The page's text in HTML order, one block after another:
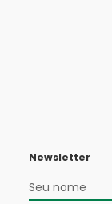
Newsletter